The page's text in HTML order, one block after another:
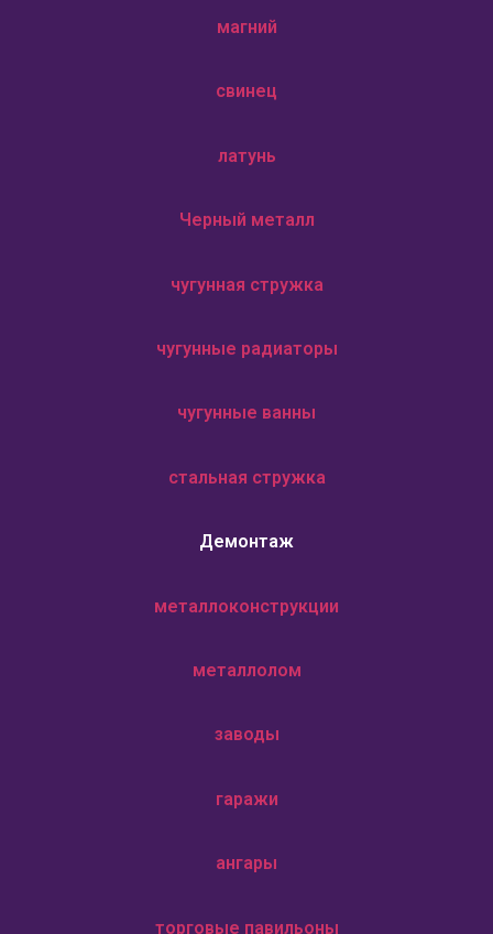
магний
свинец
латунь
Черный металл
чугунная стружка
чугунные радиаторы
чугунные ванны
стальная стружка
Демонтаж
металлоконструкции
металлолом
заводы
гаражи
ангары
торговые павильоны